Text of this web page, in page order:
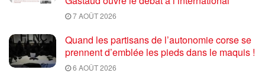
7 AOÛT 2026
Quand les partisans de l’autonomie corse se
prennent d’emblée les pieds dans le maquis !
6 AOÛT 2026